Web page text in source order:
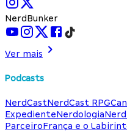
NerdBunker
Ver mais
Podcasts
NerdCastNerdCast RPG
ExpedienteNerdologia
ParceiroFrança e o